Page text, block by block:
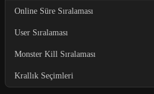
Online Süre Sıralaması
User Sıralaması
Monster Kill Sıralaması
Krallık Seçimleri